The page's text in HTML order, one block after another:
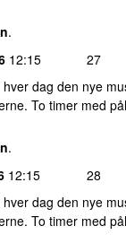
.
12:15
27
dag den nye
To timer med
.
12:15
28
dag den nye
To timer med